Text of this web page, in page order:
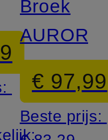
Broek
AURORA
€ 97,99
Beste prijs: